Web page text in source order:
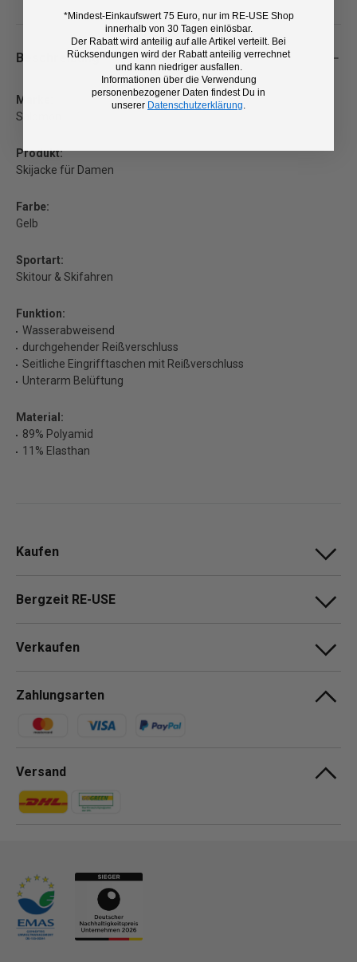
Beschreibung
Marke:
Salomon
Produkt:
Skijacke für Damen
Farbe:
Gelb
Sportart:
Skitour & Skifahren
Funktion:
Wasserabweisend
durchgehender Reißverschluss
Seitliche Eingrifftaschen mit Reißverschluss
Unterarm Belüftung
Material:
89% Polyamid
11% Elasthan
Kaufen
Bergzeit RE-USE
Verkaufen
Zahlungsarten
Zahlungsmethoden
Versand
Zahlungsmethoden
Zahlungsmethoden
*Mindest-Einkaufswert 75 Euro, nur im RE-USE Shop
innerhalb von 30 Tagen einlösbar.
Der Rabatt wird anteilig auf alle Artikel verteilt. Bei
Rücksendungen wird der Rabatt anteilig verrechnet
und kann niedriger ausfallen.
Informationen über die Verwendung
personenbezogener Daten findest Du in
unserer Datenschutzerklärung.